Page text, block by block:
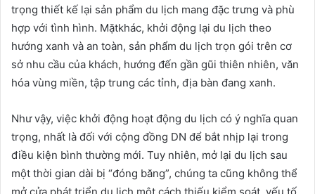
trọng thiết kế lại sản phẩm du lịch mang đặc trưng và phù
hợp với tình hình. Mặtkhác, khởi động lại du lịch theo
hướng xanh và an toàn, sản phẩm du lịch trọn gói trên cơ
sở nhu cầu của khách, hướng đến gần gũi thiên nhiên, văn
hóa vùng miền, tập trung các tỉnh, địa bàn đang xanh.
Như vậy, việc khởi động hoạt động du lịch có ý nghĩa quan
trọng, nhất là đối với cộng đồng DN để bắt nhịp lại trong
điều kiện bình thường mới. Tuy nhiên, mở lại du lịch sau
một thời gian dài bị “đóng băng”, chúng ta cũng không thể